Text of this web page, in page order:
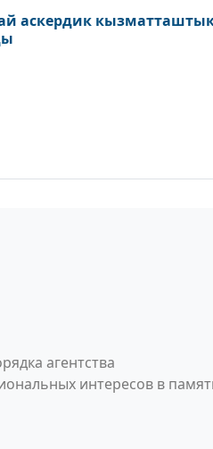
аскердик
агентства
интересов в